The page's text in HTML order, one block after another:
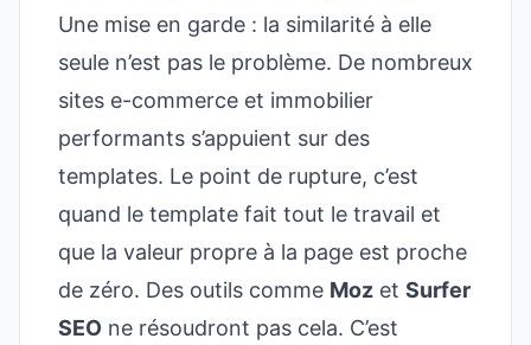
Une mise en garde : la similarité à elle
seule n’est pas le problème. De nombreux
sites e-commerce et immobilier
performants s’appuient sur des
templates. Le point de rupture, c’est
quand le template fait tout le travail et
que la valeur propre à la page est proche
de zéro. Des outils comme Moz et Surfer
SEO ne résoudront pas cela. C’est